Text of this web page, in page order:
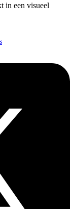
in een visueel